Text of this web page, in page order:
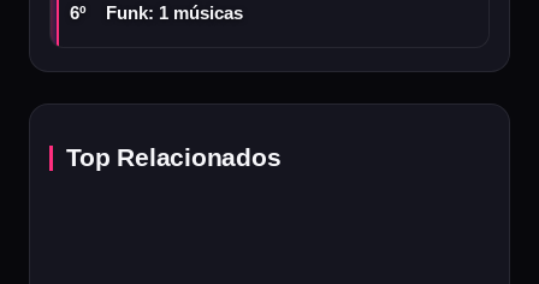
6º Funk: 1 músicas
Top Relacionados